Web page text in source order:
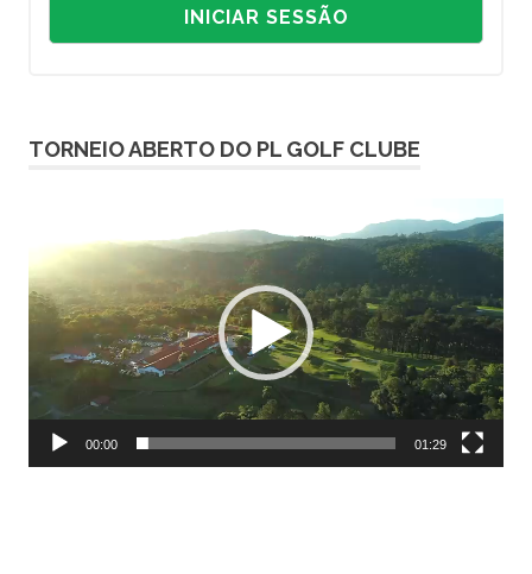
TORNEIO ABERTO DO PL GOLF CLUBE
vídeo
00:00 01:29